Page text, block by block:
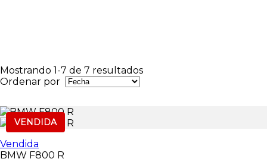
Mostrando 1-7 de 7 resultados
Ordenar por
VENDIDA
Vendida
BMW F800 R